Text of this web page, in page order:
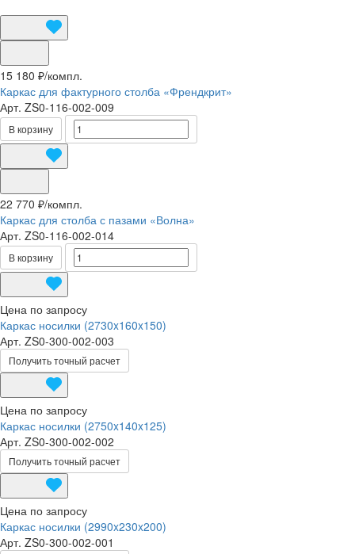
15 180 ₽/компл.
Каркас для фактурного столба «Френдкрит»
Арт. ZS0-116-002-009
В корзину
22 770 ₽/компл.
Каркас для столба с пазами «Волна»
Арт. ZS0-116-002-014
В корзину
Цена по запросу
Каркас носилки (2730x160x150)
Арт. ZS0-300-002-003
Получить точный расчет
Цена по запросу
Каркас носилки (2750x140x125)
Арт. ZS0-300-002-002
Получить точный расчет
Цена по запросу
Каркас носилки (2990x230x200)
Арт. ZS0-300-002-001